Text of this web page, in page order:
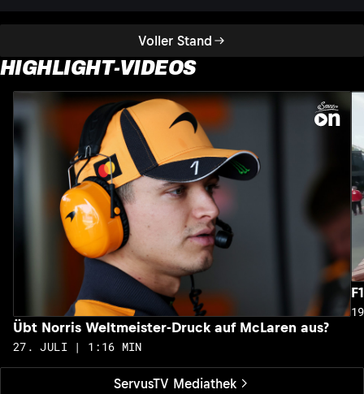
Voller Stand
HIGHLIGHT-VIDEOS
ServusTV Mediathek
Übt Norris Weltmeister-Druck auf McLaren aus?
27. JULI | 1:16 MIN